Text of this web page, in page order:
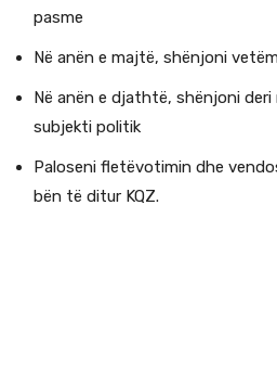
pasme
Në anën e majtë, shënjoni
Në anën e djathtë, shënjoni
subjekti politik
Paloseni fletëvotimin dhe
bën të ditur KQZ.